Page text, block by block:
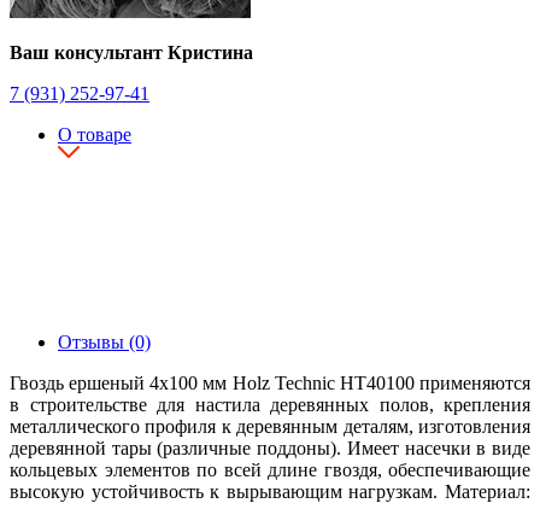
Ваш консультант Кристина
7 (931) 252-97-41
О товаре
Отзывы (0)
Гвоздь ершеный 4х100 мм Holz Technic HT40100 применяются
в строительстве для настила деревянных полов, крепления
металлического профиля к деревянным деталям, изготовления
деревянной тары (различные поддоны). Имеет насечки в виде
кольцевых элементов по всей длине гвоздя, обеспечивающие
высокую устойчивость к вырывающим нагрузкам. Материал: